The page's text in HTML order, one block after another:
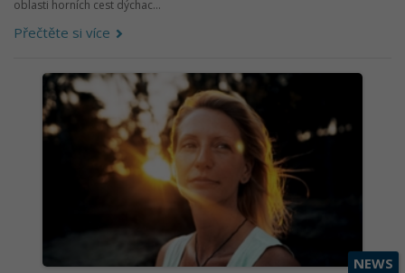
oblasti horních cest dýchac...
Přečtěte si více
NEWS